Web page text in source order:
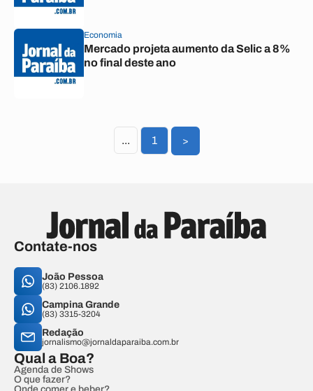
Economia
Mercado projeta aumento da Selic a 8%
no final deste ano
... 1 >
Contate-nos
João Pessoa
(83) 2106.1892
Campina Grande
(83) 3315-3204
Redação
jornalismo@jornaldaparaiba.com.br
Qual a Boa?
Agenda de Shows
O que fazer?